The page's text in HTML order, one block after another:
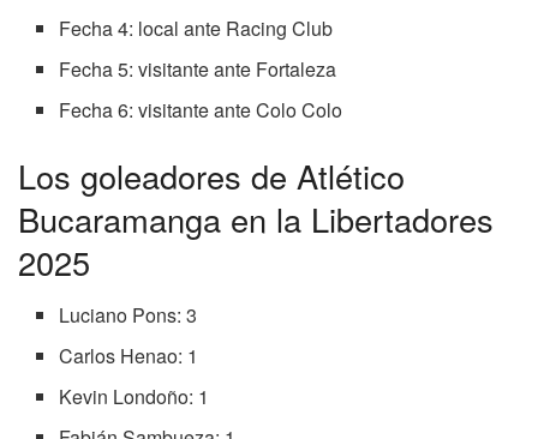
Fecha 4: local ante Racing Club
Fecha 5: visitante ante Fortaleza
Fecha 6: visitante ante Colo Colo
Los goleadores de Atlético
Bucaramanga en la Libertadores
2025
Luciano Pons: 3
Carlos Henao: 1
Kevin Londoño: 1